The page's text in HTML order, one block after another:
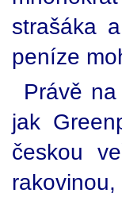
strašáka
peníze
Právě
jak
českou